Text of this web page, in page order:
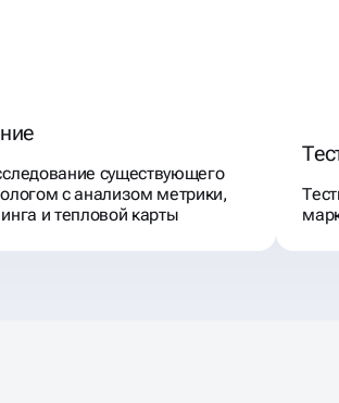
существующего
с анализом метрики,
и тепловой карты